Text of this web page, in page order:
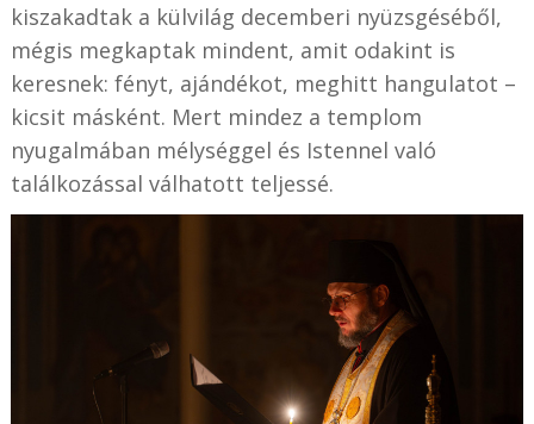
kiszakadtak a külvilág decemberi nyüzsgéséből,
mégis megkaptak mindent, amit odakint is
keresnek: fényt, ajándékot, meghitt hangulatot –
kicsit másként. Mert mindez a templom
nyugalmában mélységgel és Istennel való
találkozással válhatott teljessé.